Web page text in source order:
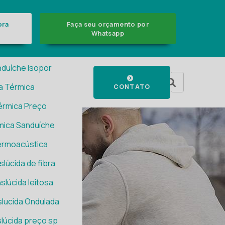
Faça seu orçamento por
Whatsapp
Preço
pintada
Isopor
Térmica
Preço
Sanduíche
de fibra
leitosa
Ondulada
preço sp
CONTATO